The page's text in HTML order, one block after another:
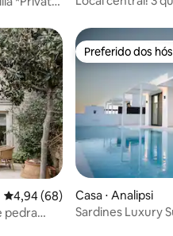
4,94 de uma avaliação média
4,94 (68)
pedra
Preferido dos
Preferido dos
Casa ⋅ Analipsi
Sardines Luxury